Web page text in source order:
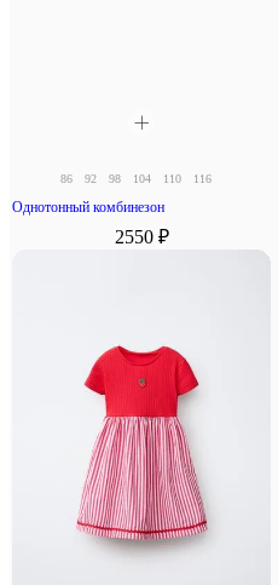
86 92 98 104 110 116
Однотонный комбинезон
2550 ₽